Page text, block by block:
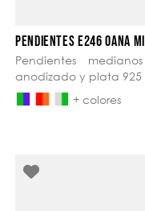
PENDIENTES E246 OANA
Pendientes
anodizado y plata 925
+ colores